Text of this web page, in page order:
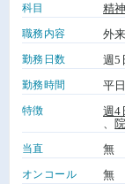
科目 精
職務内容 外来
勤務日数 週5
勤務時間 平
特徴 週4
当直 無
オンコール 無